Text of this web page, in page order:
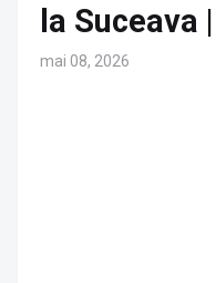
la Suceava
mai 08, 2026